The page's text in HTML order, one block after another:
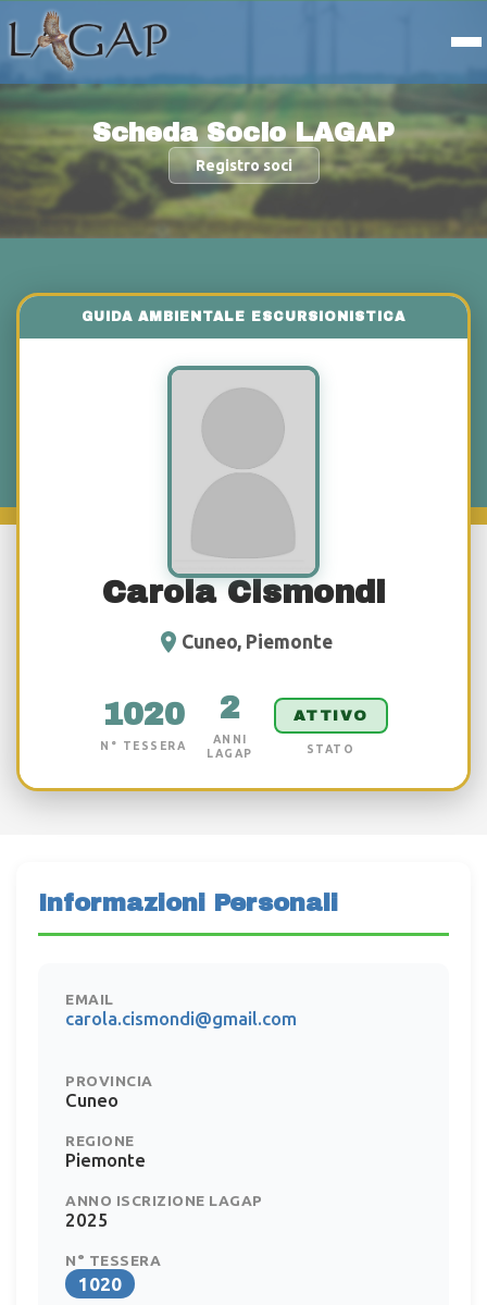
Scheda Socio LAGAP
Registro soci
Carola Cismondi
Cuneo, Piemonte
1020
N° TESSERA
2
ANNI
LAGAP
ATTIVO
STATO
Informazioni Personali
EMAIL
carola.cismondi@gmail.com
PROVINCIA
Cuneo
REGIONE
Piemonte
ANNO ISCRIZIONE LAGAP
2025
N° TESSERA
1020